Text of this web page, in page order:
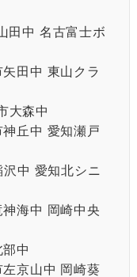
田中 名古富士ボ
田中 東山クラ
大森中
丘中 愛知瀬戸
中 愛知北シニ
海中 岡崎中央
中
京山中 岡崎葵